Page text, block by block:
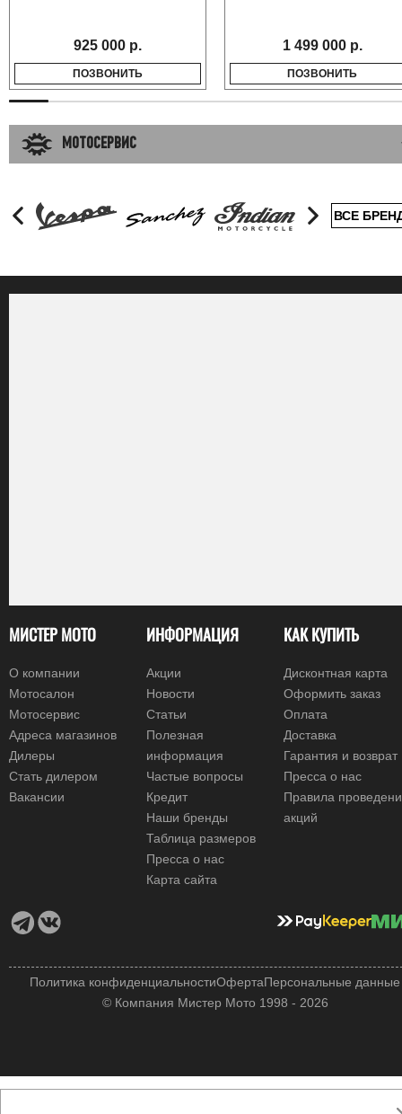
925 000 р.
ПОЗВОНИТЬ
1 499 000 р.
ПОЗВОНИТЬ
МОТОСЕРВИС
ВСЕ
МИСТЕР МОТО
О компании
Мотосалон
Мотосервис
Адреса магазинов
Дилеры
Стать дилером
Вакансии
ИНФОРМАЦИЯ
Акции
Новости
Статьи
Полезная
информация
Частые вопросы
Кредит
Наши бренды
Таблица размеров
Пресса о нас
Карта сайта
КАК КУПИТЬ
Дисконтная карта
Оформить заказ
Оплата
Доставка
Гарантия и возврат
Пресса о нас
Правила
акций
© Компания Мистер Мото 1998 - 2026
Политика конфиденциальностиОфертаПерсональные данные